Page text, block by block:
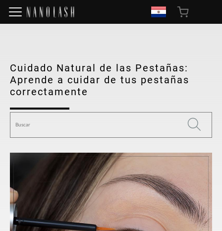
Cuidado Natural de las Pestañas:
Aprende a cuidar de tus pestañas
correctamente